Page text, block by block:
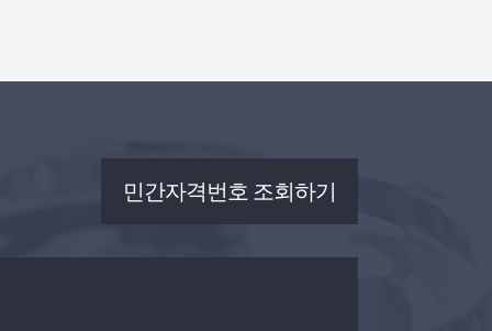
민간자격번호 조회하기